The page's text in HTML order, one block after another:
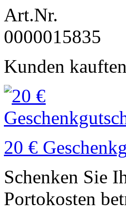
Art.Nr.
0000015835
Kunden
20 €
Schenken Sie
Portokosten